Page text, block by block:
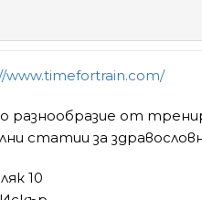
www.timefortrain.com/
разнообразие от
статии за
10